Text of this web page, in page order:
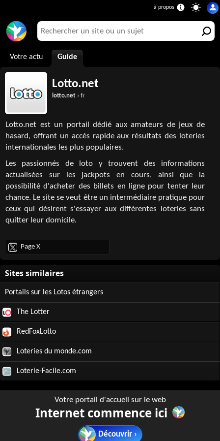
Votre actu Guide
Lotto.net
lotto.net › fr
Lotto.net est un portail dédié aux amateurs de jeux de
hasard, offrant un accès rapide aux résultats des loteries
internationales les plus populaires.
Les passionnés de loto y trouvent des informations
actualisées sur les jackpots en cours, ainsi que la
possibilité d'acheter des billets en ligne pour tenter leur
chance. Le site se veut être un intermédiaire pratique pour
ceux qui désirent s'essayer aux différentes loteries sans
quitter leur domicile.
Page X
Portails sur les Lotos étrangers
The Lotter
RedFoxLotto
Loteries du monde.com
Loterie-Facile.com
Votre portail d'accueil sur le web
Internet commence ici
Découvrir ›